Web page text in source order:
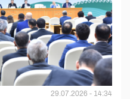
29.07.2026 - 14:34